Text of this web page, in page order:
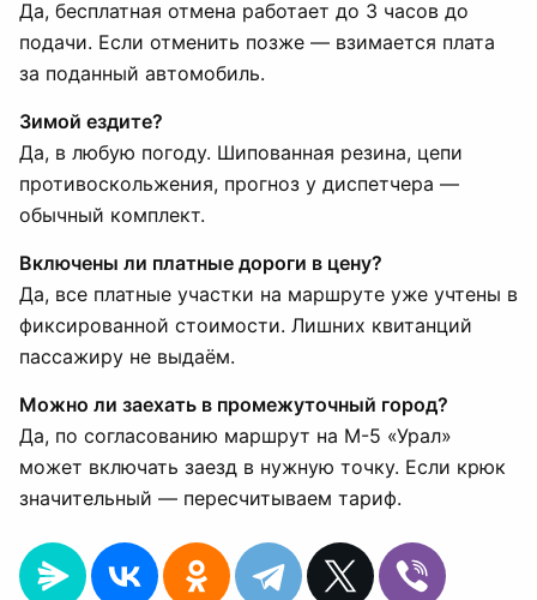
Да, бесплатная отмена работает до 3 часов до
подачи. Если отменить позже — взимается плата
за поданный автомобиль.
Зимой ездите?
Да, в любую погоду. Шипованная резина, цепи
противоскольжения, прогноз у диспетчера —
обычный комплект.
Включены ли платные дороги в цену?
Да, все платные участки на маршруте уже учтены в
фиксированной стоимости. Лишних квитанций
пассажиру не выдаём.
Можно ли заехать в промежуточный город?
Да, по согласованию маршрут на М-5 «Урал»
может включать заезд в нужную точку. Если крюк
значительный — пересчитываем тариф.